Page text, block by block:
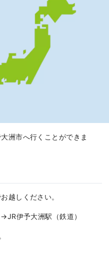
洲市へ行くことができま
越しください。
伊予大洲駅（鉄道）